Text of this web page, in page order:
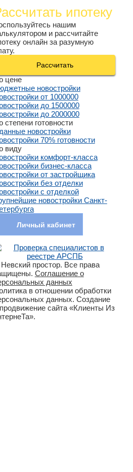
ипотеку
нашим
и рассчитайте
онлайн за разумную
Рассчитать
цене
новостройки
от 1000000
до 1500000
до 2000000
степени готовности
новостройки
70% готовности
виду
комфорт-класса
бизнес-класса
от застройщика
без отделки
с отделкой
новостройки Санкт-
Личный кабинет
простор. Все права
Соглашение о
данных
в отношении обработки
данных. Создание
сайта «Клиенты Из